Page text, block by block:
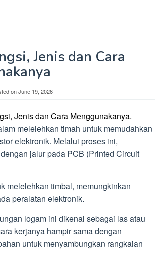
Jenis dan Cara
onJune 19, 2026
Jenis dan Cara Menggunakanya.
melelehkan timah untuk memudahkan
elektronik. Melalui proses ini,
jalur pada PCB (Printed Circuit
melelehkan timbal, memungkinkan
peralatan elektronik.
logam ini dikenal sebagai las atau
kerjanya hampir sama dengan
untuk menyambungkan rangkaian